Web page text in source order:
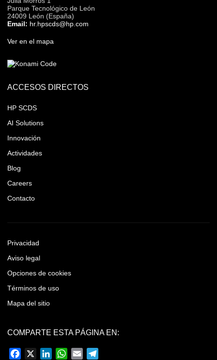
Parque Tecnológico de León
24009 León (España)
Email: hr.hpscds@hp.com
Ver en el mapa
ACCESOS DIRECTOS
HP SCDS
AI Solutions
Innovación
Actividades
Blog
Careers
Contacto
Privacidad
Aviso legal
Opciones de cookies
Términos de uso
Mapa del sitio
COMPARTE ESTA PÁGINA EN:
Facebook LinkedInWhatsApp
Email